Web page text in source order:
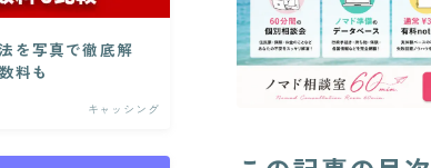
を写真で徹底解
料も
キャッシング